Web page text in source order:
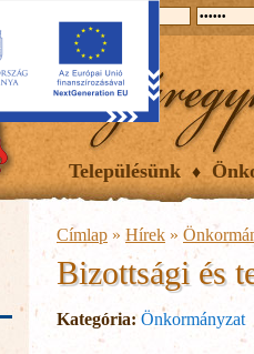
Településünk
Címlap » Hírek »
Bizottsági és
Kategória:Önkormányzat